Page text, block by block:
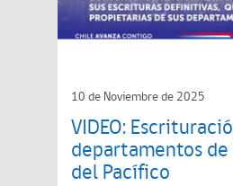
10 de Noviembre de 2025
VIDEO:
departamentos
del Pacífico